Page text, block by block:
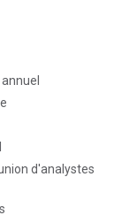
d'analystes